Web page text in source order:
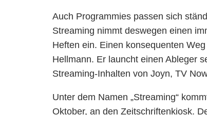
Auch Programmies passen sich
Streaming nimmt deswegen einen
Heften ein. Einen konsequenten
Hellmann. Er launcht einen Ableger
Streaming-Inhalten von Joyn, TV
Unter dem Namen „Streaming“
Oktober, an den Zeitschriftenkiosk.